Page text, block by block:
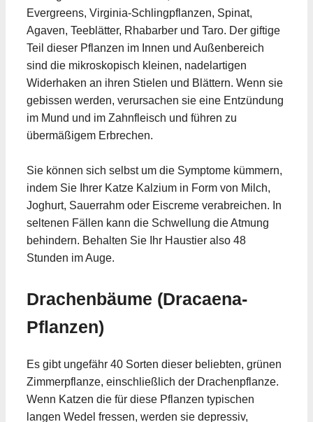
Evergreens, Virginia-Schlingpflanzen, Spinat,
Agaven, Teeblätter, Rhabarber und Taro. Der giftige
Teil dieser Pflanzen im Innen und Außenbereich
sind die mikroskopisch kleinen, nadelartigen
Widerhaken an ihren Stielen und Blättern. Wenn sie
gebissen werden, verursachen sie eine Entzündung
im Mund und im Zahnfleisch und führen zu
übermäßigem Erbrechen.
Sie können sich selbst um die Symptome kümmern,
indem Sie Ihrer Katze Kalzium in Form von Milch,
Joghurt, Sauerrahm oder Eiscreme verabreichen. In
seltenen Fällen kann die Schwellung die Atmung
behindern. Behalten Sie Ihr Haustier also 48
Stunden im Auge.
Drachenbäume (Dracaena-
Pflanzen)
Es gibt ungefähr 40 Sorten dieser beliebten, grünen
Zimmerpflanze, einschließlich der Drachenpflanze.
Wenn Katzen die für diese Pflanzen typischen
langen Wedel fressen, werden sie depressiv,